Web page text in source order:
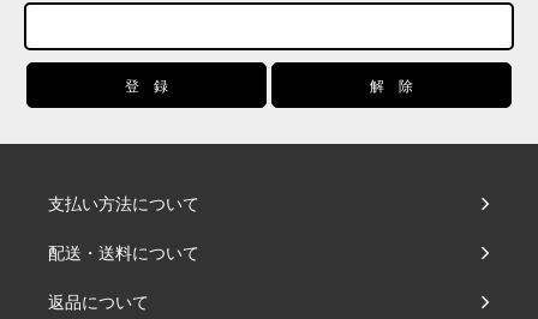
支払い方法について
配送・送料について
返品について